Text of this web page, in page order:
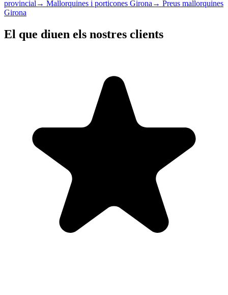
provincial→ Mallorquines i porticones Girona→ Preus mallorquines
Girona
El que diuen els nostres clients